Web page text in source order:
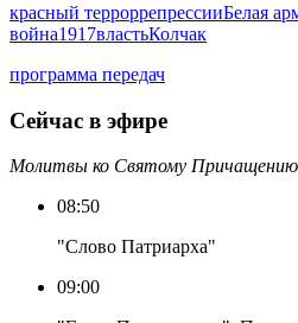
красный терроррепрессииБелая
война1917властьКолчак
программа передач
Сейчас в эфире
Молитвы ко Святому Причащению
08:50
"Слово Патриарха"
09:00